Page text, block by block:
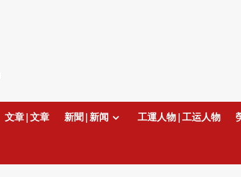
文章 | 文章 新聞 | 新闻 工運人物 | 工运人物